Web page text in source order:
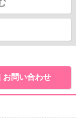
お問い合わせ